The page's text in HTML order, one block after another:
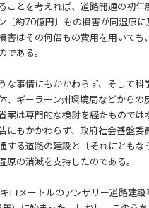
ことを考えれば、道路開通の初年
〔約70億円〕もの損害が同湿原に
害はその何倍もの費用を用いても
である。
な事情にもかかわらず、そして科
、ギーラーン州環境局などからの
案は専門的な検討を経たものでは
にもかかわらず、政府社会基盤委
する道路の建設と〔それにとも
原の消滅を支持したのである。
ロメートルのアンザリー道路建